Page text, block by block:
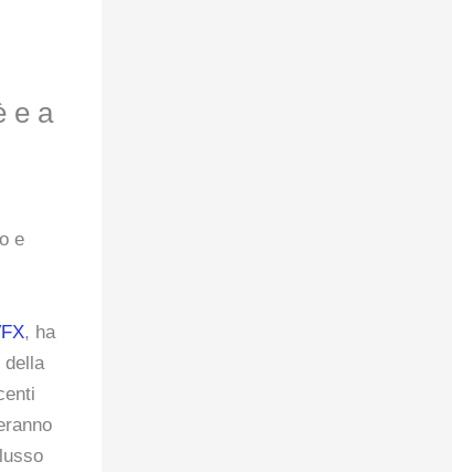
e a
e
, ha
della